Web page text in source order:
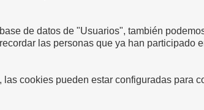
de datos de "Usuarios", también
las personas que ya han participado
cookies pueden estar configuradas para